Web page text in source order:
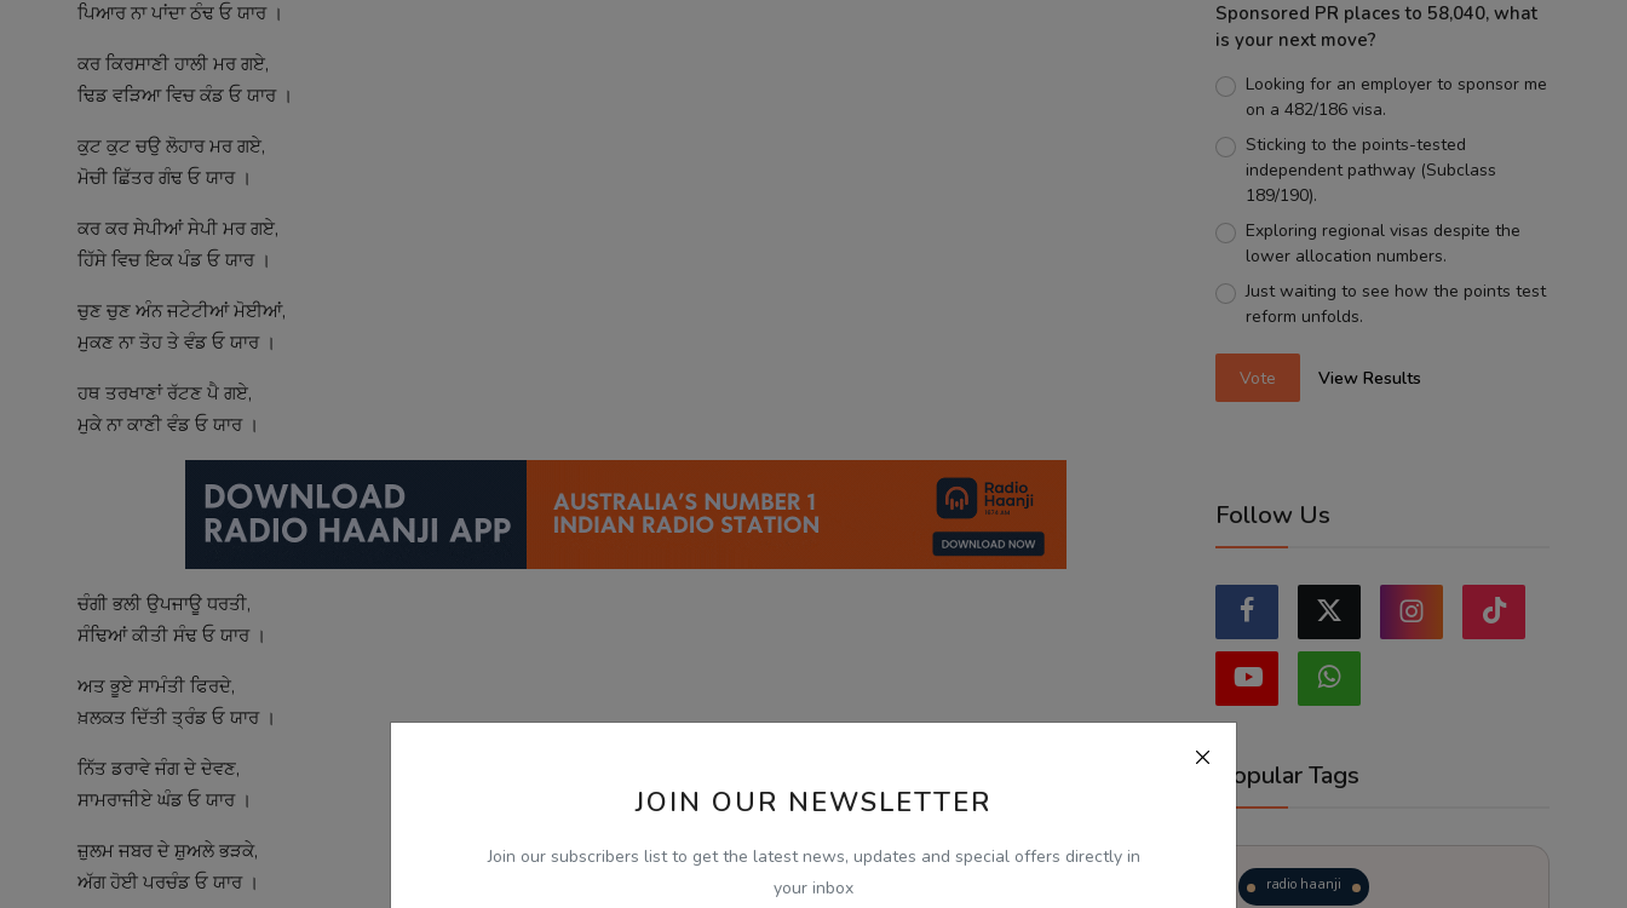
JOIN OUR NEWSLETTER
Join our subscribers list to get the latest news, updates and special offers directly in
your inbox
ਪਿਆਰ ਨਾ ਪਾਂਦਾ ਠੰਢ ਓ ਯਾਰ ।
ਕਰ ਕਿਰਸਾਣੀ ਹਾਲੀ ਮਰ ਗਏ,
ਢਿਡ ਵੜਿਆ ਵਿਚ ਕੰਡ ਓ ਯਾਰ ।
ਕੁਟ ਕੁਟ ਚਉ ਲੋਹਾਰ ਮਰ ਗਏ,
ਮੋਚੀ ਛਿੱਤਰ ਗੰਢ ਓ ਯਾਰ ।
ਕਰ ਕਰ ਸੇਪੀਆਂ ਸੇਪੀ ਮਰ ਗਏ,
ਹਿੱਸੇ ਵਿਚ ਇਕ ਪੰਡ ਓ ਯਾਰ ।
ਚੁਣ ਚੁਣ ਅੰਨ ਜਟੇਟੀਆਂ ਮੋਈਆਂ,
ਮੁਕਣ ਨਾ ਤੋਹ ਤੇ ਵੰਡ ਓ ਯਾਰ ।
ਹਥ ਤਰਖਾਣਾਂ ਰੱਟਣ ਪੈ ਗਏ,
ਮੁਕੇ ਨਾ ਕਾਣੀ ਵੰਡ ਓ ਯਾਰ ।
ਚੰਗੀ ਭਲੀ ਉਪਜਾਊ ਧਰਤੀ,
ਸੰਢਿਆਂ ਕੀਤੀ ਸੰਢ ਓ ਯਾਰ ।
ਅਤ ਭੂਏ ਸਾਮੰਤੀ ਫਿਰਦੇ,
ਖ਼ਲਕਤ ਦਿੱਤੀ ਤ੍ਰੰਡ ਓ ਯਾਰ ।
ਨਿੱਤ ਡਰਾਵੇ ਜੰਗ ਦੇ ਦੇਵਣ,
ਸਾਮਰਾਜੀਏ ਘੰਡ ਓ ਯਾਰ ।
ਜ਼ੁਲਮ ਜਬਰ ਦੇ ਸ਼ੁਅਲੇ ਭੜਕੇ,
ਅੱਗ ਹੋਈ ਪਰਚੰਡ ਓ ਯਾਰ ।
Sponsored PR places to 58,040, what
is your next move?
Looking for an employer to sponsor me
on a 482/186 visa.
Sticking to the points-tested
independent pathway (Subclass
189/190).
Exploring regional visas despite the
lower allocation numbers.
Just waiting to see how the points test
reform unfolds.
Vote View Results
Follow Us
Popular Tags
radio haanji